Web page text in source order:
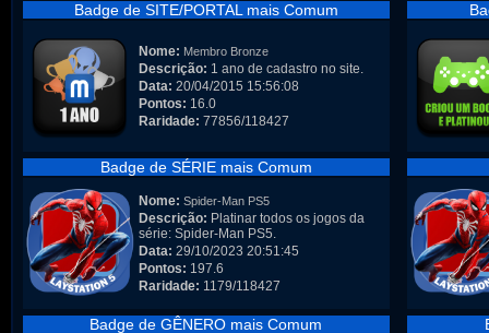
Badge de SITE/PORTAL mais Comum
Nome: Membro Bronze
Descrição: 1 ano de cadastro no site.
Data: 20/04/2015 15:56:08
Pontos: 16.0
Raridade: 77856/118427
Badge de SÉRIE mais Comum
Nome: Spider-Man PS5
Descrição: Platinar todos os jogos da
série: Spider-Man PS5.
Data: 29/10/2023 20:51:45
Pontos: 197.6
Raridade: 1179/118427
Badge de GÊNERO mais Comum